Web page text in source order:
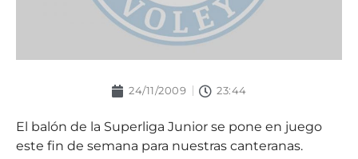
24/11/2009 23:44
El balón de la Superliga Junior se pone en juego
este fin de semana para nuestras canteranas.